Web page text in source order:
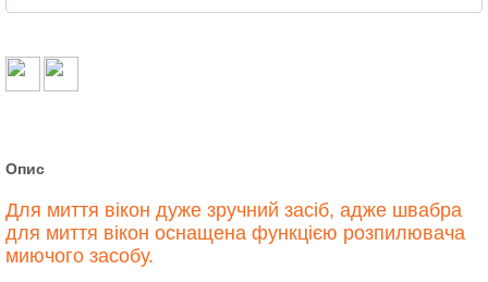
Опис
Для миття вікон дуже зручний засіб, адже швабра
для миття вікон оснащена функцією розпилювача
миючого засобу.